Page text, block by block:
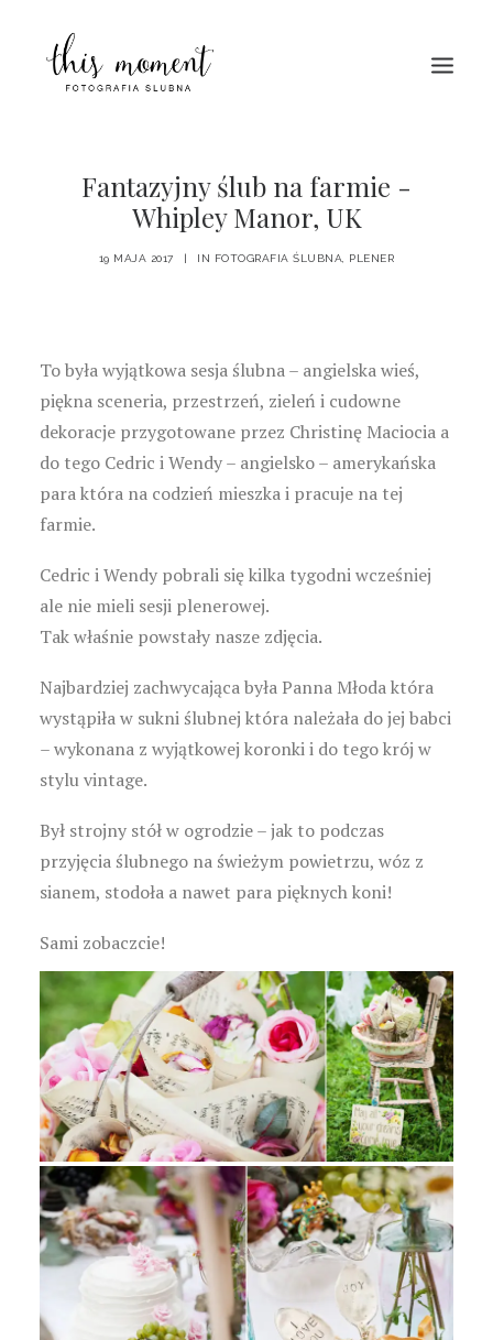
Fantazyjny ślub na farmie -
Whipley Manor, UK
19 MAJA 2017 | IN FOTOGRAFIA ŚLUBNA PLENER
To była wyjątkowa sesja ślubna – angielska wieś,
piękna sceneria, przestrzeń, zieleń i cudowne
dekoracje przygotowane przez Christinę Maciocia a
do tego Cedric i Wendy – angielsko – amerykańska
para która na codzień mieszka i pracuje na tej
farmie.
Cedric i Wendy pobrali się kilka tygodni wcześniej
ale nie mieli sesji plenerowej.
Tak właśnie powstały nasze zdjęcia.
Najbardziej zachwycająca była Panna Młoda która
wystąpiła w sukni ślubnej która należała do jej babci
– wykonana z wyjątkowej koronki i do tego krój w
stylu vintage.
Był strojny stół w ogrodzie – jak to podczas
przyjęcia ślubnego na świeżym powietrzu, wóz z
sianem, stodoła a nawet para pięknych koni!
Sami zobaczcie!